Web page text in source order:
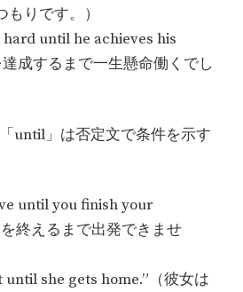
りです。）
until he achieves his
成するまで一生懸命働くでし
until」は否定文で条件を示す
until you finish your
終えるまで出発できませ
until she gets home.”（彼女は